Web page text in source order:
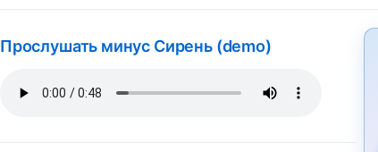
Прослушать минус Сирень (demo)